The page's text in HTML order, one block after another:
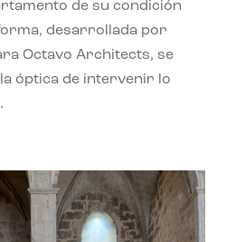
de su condición
desarrollada por
Octavo Architects, se
óptica de intervenir lo